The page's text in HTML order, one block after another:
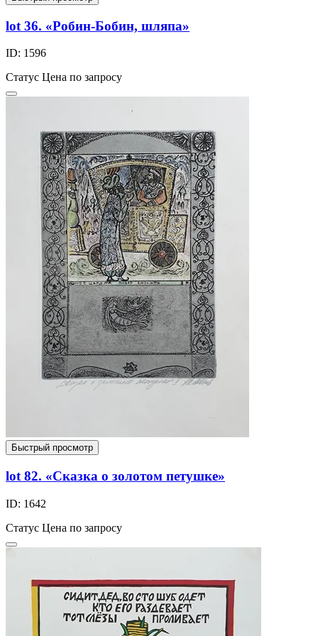
lot 36. «Робин-Бобин, шляпа»
ID: 1596
Статус Цена по запросу
Быстрый просмотр
lot 82. «Сказка о золотом петушке»
ID: 1642
Статус Цена по запросу